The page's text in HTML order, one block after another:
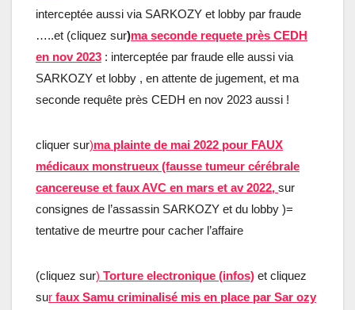
interceptée aussi via SARKOZY et lobby par fraude
…..et (cliquez sur)ma seconde requete près CEDH
en nov 2023 : interceptée par fraude elle aussi via
SARKOZY et lobby , en attente de jugement, et ma
seconde requête près CEDH en nov 2023 aussi !
cliquer sur)ma plainte de mai 2022 pour FAUX
médicaux monstrueux (fausse tumeur cérébrale
cancereuse et faux AVC en mars et av 2022, sur
consignes de l’assassin SARKOZY et du lobby )=
tentative de meurtre pour cacher l’affaire
(cliquez sur) Torture electronique (infos) et cliquez
sur faux Samu criminalisé mis en place par Sar ozy